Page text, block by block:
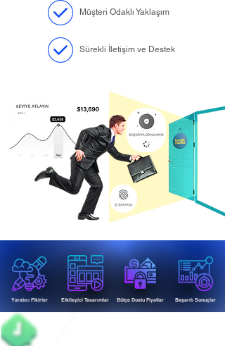
Müşteri Odaklı Yaklaşım
Sürekli İletişim ve Destek
Yaratıcı Fikirler Etkileyici Tasarımlar Bütçe Dostu Fiyatlar Başarılı Sonuçlar